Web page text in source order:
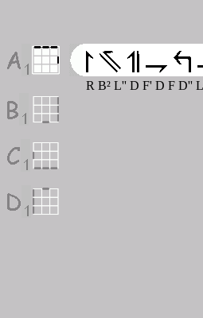
R B² L'' D F' D F D''